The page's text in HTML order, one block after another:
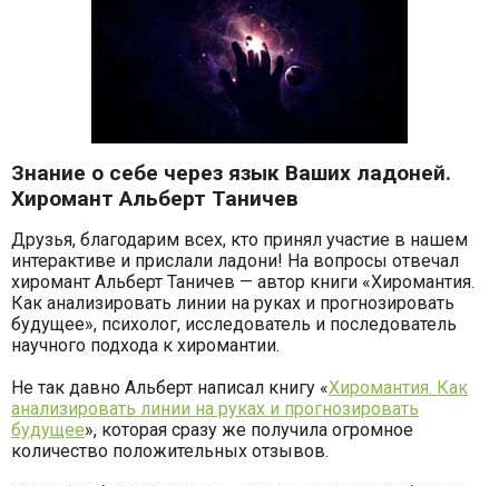
Знание о себе через язык Ваших ладоней.
Хиромант Альберт Таничев
Друзья, благодарим всех, кто принял участие в нашем
интерактиве и прислали ладони! На вопросы отвечал
хиромант Альберт Таничев — автор книги «Хиромантия.
Как анализировать линии на руках и прогнозировать
будущее», психолог, исследователь и последователь
научного подхода к хиромантии.
Не так давно Альберт написал книгу «Хиромантия. Как
анализировать линии на руках и прогнозировать
будущее», которая сразу же получила огромное
количество положительных отзывов.